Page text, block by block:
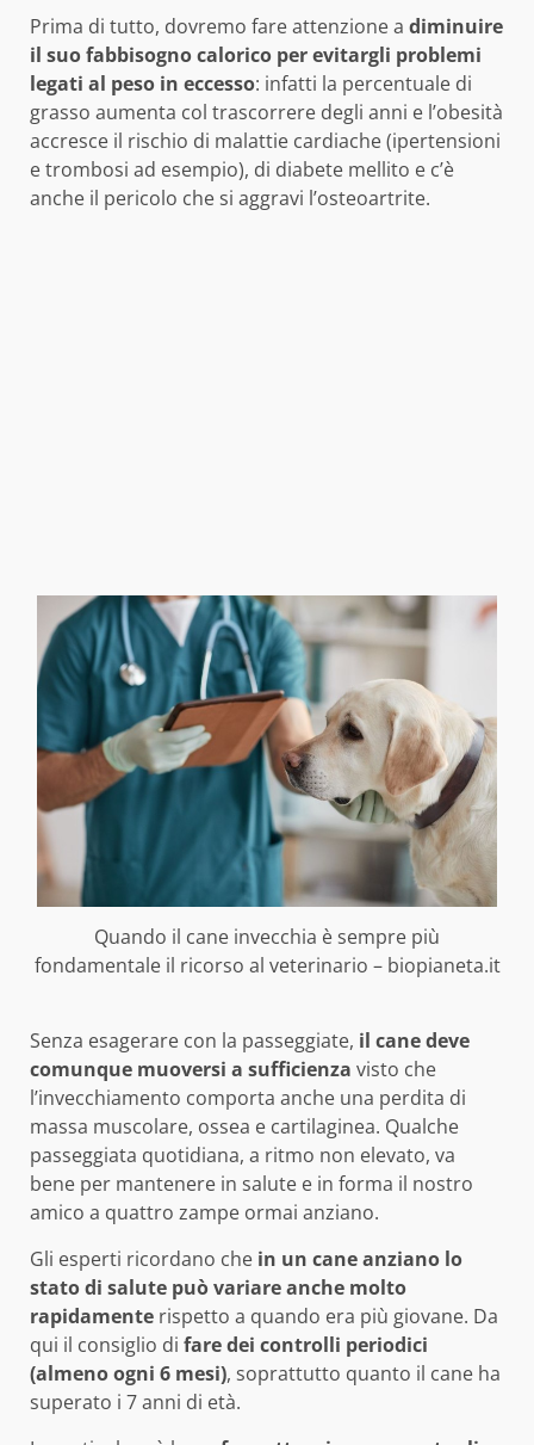
Prima di tutto, dovremo fare attenzione a diminuire
il suo fabbisogno calorico per evitargli problemi
legati al peso in eccesso: infatti la percentuale di
grasso aumenta col trascorrere degli anni e l’obesità
accresce il rischio di malattie cardiache (ipertensioni
e trombosi ad esempio), di diabete mellito e c’è
anche il pericolo che si aggravi l’osteoartrite.
Quando il cane invecchia è sempre più
fondamentale il ricorso al veterinario – biopianeta.it
Senza esagerare con la passeggiate, il cane deve
comunque muoversi a sufficienza visto che
l’invecchiamento comporta anche una perdita di
massa muscolare, ossea e cartilaginea. Qualche
passeggiata quotidiana, a ritmo non elevato, va
bene per mantenere in salute e in forma il nostro
amico a quattro zampe ormai anziano.
Gli esperti ricordano che in un cane anziano lo
stato di salute può variare anche molto
rapidamente rispetto a quando era più giovane. Da
qui il consiglio di fare dei controlli periodici
(almeno ogni 6 mesi), soprattutto quanto il cane ha
superato i 7 anni di età.